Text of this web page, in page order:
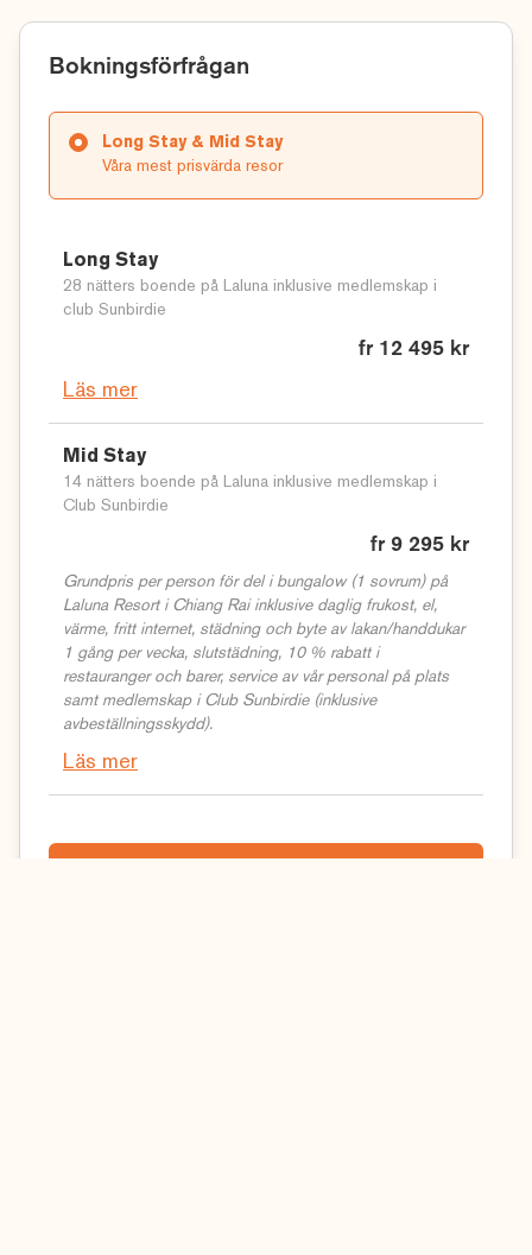
Bokningsförfrågan
Long Stay & Mid Stay
Våra mest prisvärda resor
Long Stay
28 nätters boende på Laluna inklusive medlemskap i
club Sunbirdie
fr 12 495 kr
Läs mer
Mid Stay
14 nätters boende på Laluna inklusive medlemskap i
Club Sunbirdie
fr 9 295 kr
Grundpris per person för del i bungalow (1 sovrum) på
Laluna Resort i Chiang Rai inklusive daglig frukost, el,
värme, fritt internet, städning och byte av lakan/handdukar
1 gång per vecka, slutstädning, 10 % rabatt i
restauranger och barer, service av vår personal på plats
samt medlemskap i Club Sunbirdie (inklusive
avbeställningsskydd).
Läs mer